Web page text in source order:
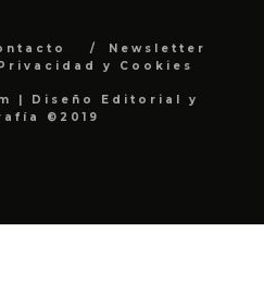
Newsletter
y Cookies
| Diseño Editorial y
©2019